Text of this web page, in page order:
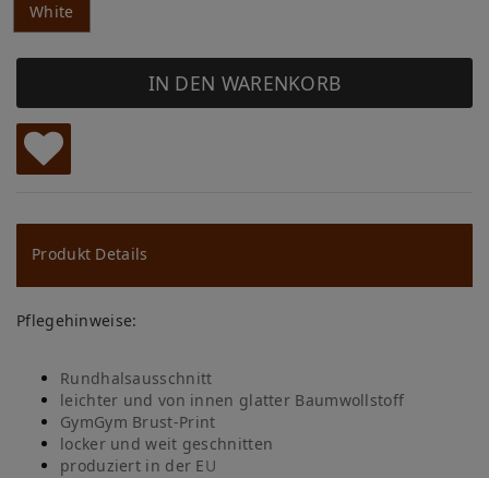
White
IN DEN WARENKORB
W
u
ns
ch
lis
te
Produkt Details
Pflegehinweise:
Rundhalsausschnitt
leichter und von innen glatter Baumwollstoff
GymGym Brust-Print
locker und weit geschnitten
produziert in der EU